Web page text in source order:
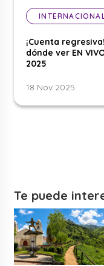
¡Cuenta
dónde ver EN
2025
18 Nov 2025
Te puede